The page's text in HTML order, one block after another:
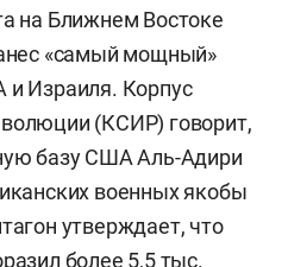
на Ближнем Востоке
«самый мощный»
Израиля. Корпус
(КСИР) говорит,
базу США Аль-Адири
военных якобы
утверждает, что
более 5,5 тыс.